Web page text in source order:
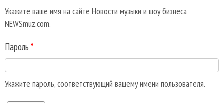
Укажите ваше имя на сайте Новости музыки и шоу бизнеса
NEWSmuz.com.
Пароль *
Укажите пароль, соответствующий вашему имени пользователя.